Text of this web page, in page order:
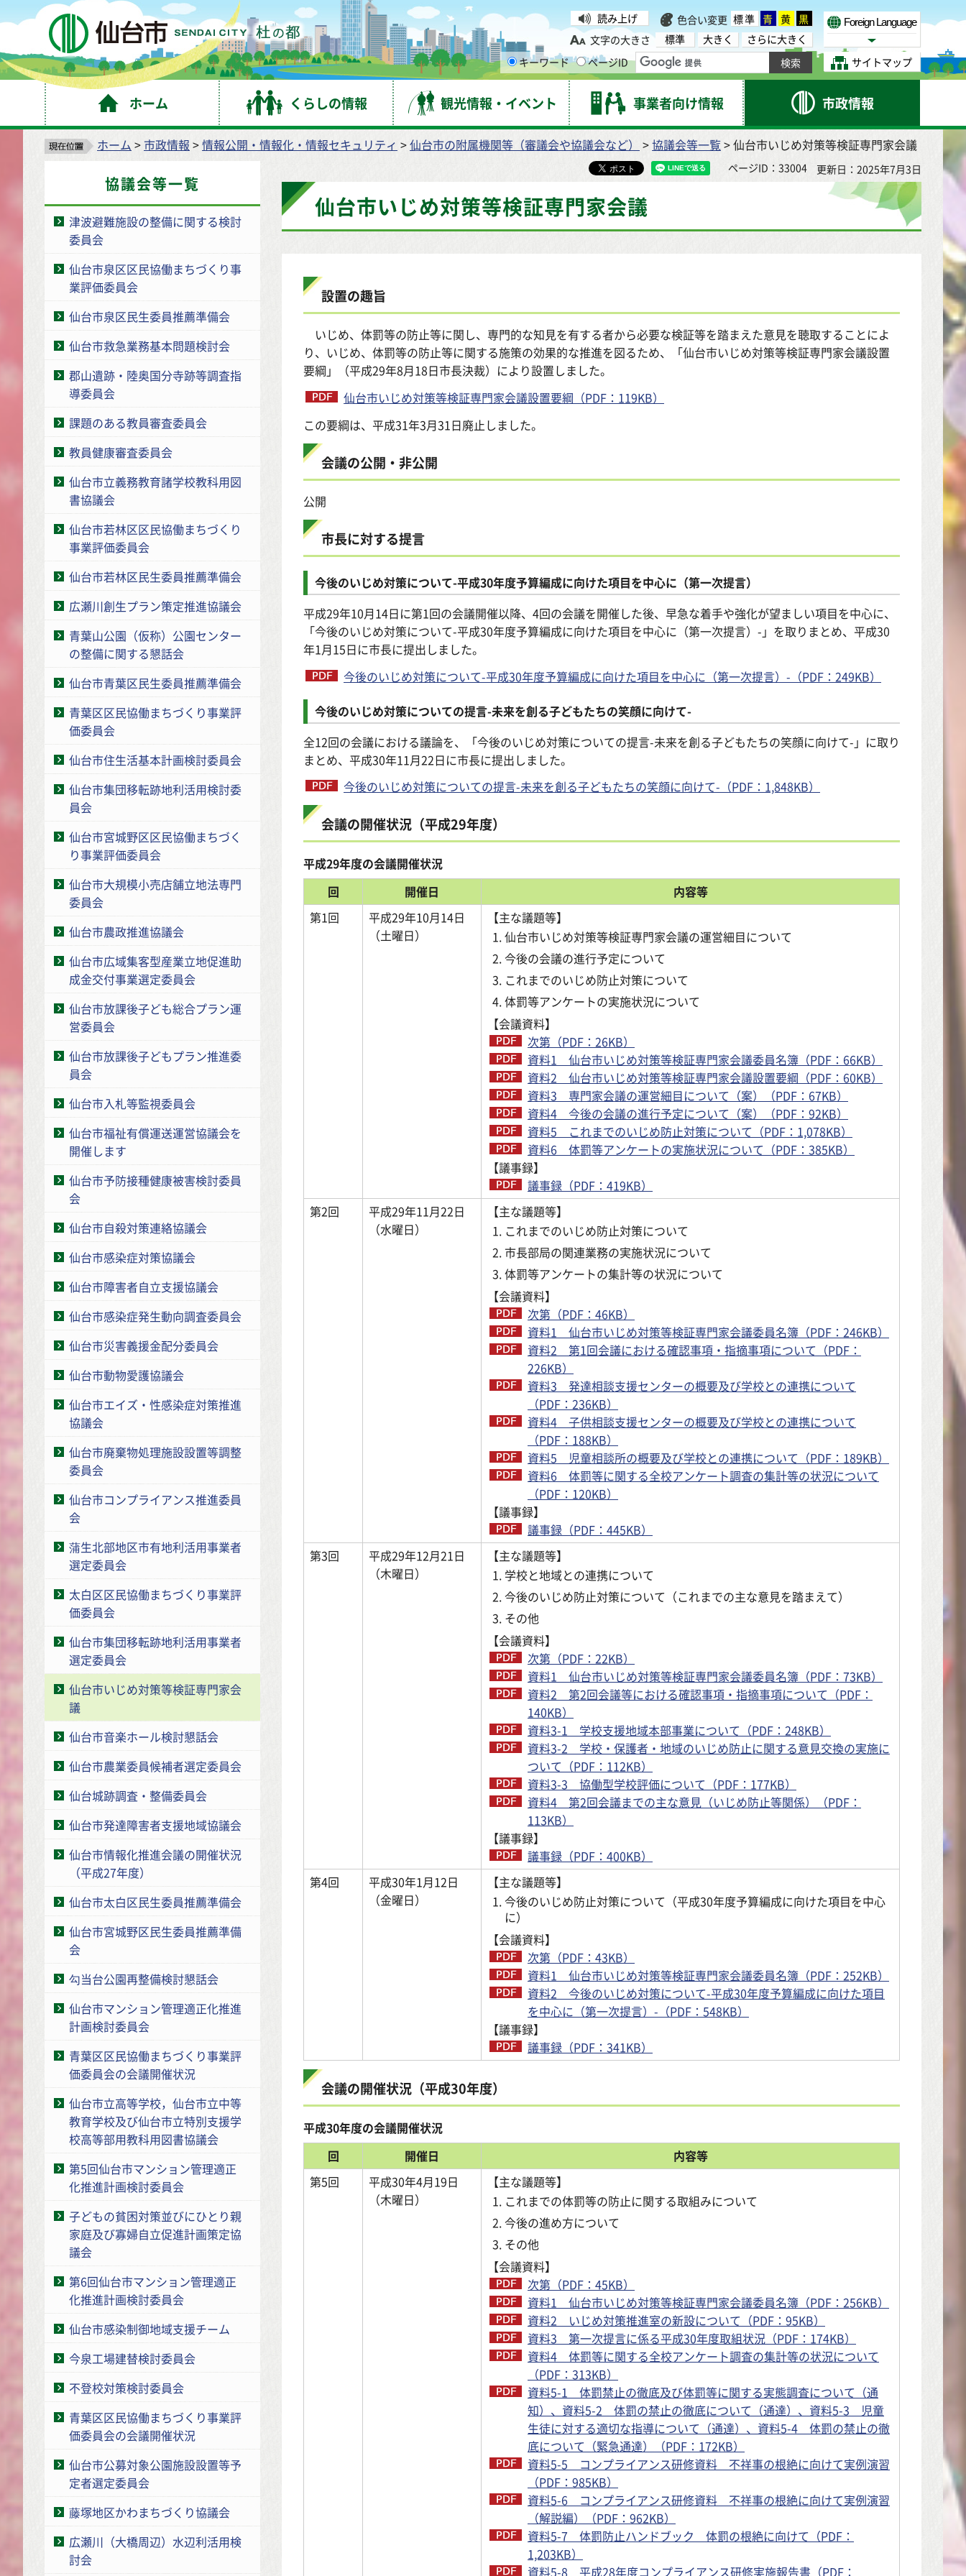
仙台市 読み上げ 色合い変更 標準 青 黄 黒
文字の大きさ
標準 大きく
さらに大きく
キーワード
ページID
Foreign Language
Select Language
サイトマップ
ホーム くらしの情報 観光情報・イベント 事業者向け情報 市政情報
ホーム >市政情報 >情報公開・情報化・情報セキュリティ >仙台市の附属機関等（審議会や協議会など） >協議会等一覧> 仙台市いじめ対策等検証専門家会議
協議会等一覧
津波避難施設の整備に関する検討
委員会
仙台市泉区区民協働まちづくり事
業評価委員会
仙台市泉区民生委員推薦準備会
仙台市救急業務基本問題検討会
郡山遺跡・陸奥国分寺跡等調査指
導委員会
課題のある教員審査委員会
教員健康審査委員会
仙台市立義務教育諸学校教科用図
書協議会
仙台市若林区区民協働まちづくり
事業評価委員会
仙台市若林区民生委員推薦準備会
広瀬川創生プラン策定推進協議会
青葉山公園（仮称）公園センター
の整備に関する懇話会
仙台市青葉区民生委員推薦準備会
青葉区区民協働まちづくり事業評
価委員会
仙台市住生活基本計画検討委員会
仙台市集団移転跡地利活用検討委
員会
仙台市宮城野区区民協働まちづく
り事業評価委員会
仙台市大規模小売店舗立地法専門
委員会
仙台市農政推進協議会
仙台市広域集客型産業立地促進助
成金交付事業選定委員会
仙台市放課後子ども総合プラン運
営委員会
仙台市放課後子どもプラン推進委
員会
仙台市入札等監視委員会
仙台市福祉有償運送運営協議会を
開催します
仙台市予防接種健康被害検討委員
会
仙台市自殺対策連絡協議会
仙台市感染症対策協議会
仙台市障害者自立支援協議会
仙台市感染症発生動向調査委員会
仙台市災害義援金配分委員会
仙台市動物愛護協議会
仙台市エイズ・性感染症対策推進
協議会
仙台市廃棄物処理施設設置等調整
委員会
仙台市コンプライアンス推進委員
会
蒲生北部地区市有地利活用事業者
選定委員会
太白区区民協働まちづくり事業評
価委員会
仙台市集団移転跡地利活用事業者
選定委員会
仙台市いじめ対策等検証専門家会
議
仙台市音楽ホール検討懇話会
仙台市農業委員候補者選定委員会
仙台城跡調査・整備委員会
仙台市発達障害者支援地域協議会
仙台市情報化推進会議の開催状況
（平成27年度）
仙台市太白区民生委員推薦準備会
仙台市宮城野区民生委員推薦準備
会
勾当台公園再整備検討懇話会
仙台市マンション管理適正化推進
計画検討委員会
青葉区区民協働まちづくり事業評
価委員会の会議開催状況
仙台市立高等学校，仙台市立中等
教育学校及び仙台市立特別支援学
校高等部用教科用図書協議会
第5回仙台市マンション管理適正
化推進計画検討委員会
子どもの貧困対策並びにひとり親
家庭及び寡婦自立促進計画策定協
議会
第6回仙台市マンション管理適正
化推進計画検討委員会
仙台市感染制御地域支援チーム
今泉工場建替検討委員会
不登校対策検討委員会
青葉区区民協働まちづくり事業評
価委員会の会議開催状況
仙台市公募対象公園施設設置等予
定者選定委員会
藤塚地区かわまちづくり協議会
広瀬川（大橋周辺）水辺利活用検
討会
ページID：33004 更新日：2025年7月3日
仙台市いじめ対策等検証専門家会議
設置の趣旨
いじめ、体罰等の防止等に関し、専門的な知見を有する者から必要な検証等を踏まえた意見を聴取することによ
り、いじめ、体罰等の防止等に関する施策の効果的な推進を図るため、「仙台市いじめ対策等検証専門家会議設置
要綱」（平成29年8月18日市長決裁）により設置しました。
仙台市いじめ対策等検証専門家会議設置要綱（PDF：119KB）
この要綱は、平成31年3月31日廃止しました。
会議の公開・非公開
公開
市長に対する提言
今後のいじめ対策について-平成30年度予算編成に向けた項目を中心に（第一次提言）
平成29年10月14日に第1回の会議開催以降、4回の会議を開催した後、早急な着手や強化が望ましい項目を中心に、
「今後のいじめ対策について-平成30年度予算編成に向けた項目を中心に（第一次提言）-」を取りまとめ、平成30
年1月15日に市長に提出しました。
今後のいじめ対策について-平成30年度予算編成に向けた項目を中心に（第一次提言）-（PDF：249KB）
今後のいじめ対策についての提言-未来を創る子どもたちの笑顔に向けて-
全12回の会議における議論を、「今後のいじめ対策についての提言-未来を創る子どもたちの笑顔に向けて-」に取り
まとめ、平成30年11月22日に市長に提出しました。
今後のいじめ対策についての提言-未来を創る子どもたちの笑顔に向けて-（PDF：1,848KB）
会議の開催状況（平成29年度）
平成29年度の会議開催状況
回
開催日
内容等
第1回
平成29年10月14日
（土曜日）
【主な議題等】
仙台市いじめ対策等検証専門家会議の運営細目について
今後の会議の進行予定について
これまでのいじめ防止対策について
体罰等アンケートの実施状況について
【会議資料】
次第（PDF：26KB）
資料1 仙台市いじめ対策等検証専門家会議委員名簿（PDF：66KB）
資料2 仙台市いじめ対策等検証専門家会議設置要綱（PDF：60KB）
資料3 専門家会議の運営細目について（案）（PDF：67KB）
資料4 今後の会議の進行予定について（案）（PDF：92KB）
資料5 これまでのいじめ防止対策について（PDF：1,078KB）
資料6 体罰等アンケートの実施状況について（PDF：385KB）
【議事録】
議事録（PDF：419KB）
第2回
平成29年11月22日
（水曜日）
【主な議題等】
これまでのいじめ防止対策について
市長部局の関連業務の実施状況について
体罰等アンケートの集計等の状況について
【会議資料】
次第（PDF：46KB）
資料1 仙台市いじめ対策等検証専門家会議委員名簿（PDF：246KB）
資料2 第1回会議における確認事項・指摘事項について（PDF：
226KB）
資料3 発達相談支援センターの概要及び学校との連携について
（PDF：236KB）
資料4 子供相談支援センターの概要及び学校との連携について
（PDF：188KB）
資料5 児童相談所の概要及び学校との連携について（PDF：189KB）
資料6 体罰等に関する全校アンケート調査の集計等の状況について
（PDF：120KB）
【議事録】
議事録（PDF：445KB）
第3回
平成29年12月21日
（木曜日）
【主な議題等】
学校と地域との連携について
今後のいじめ防止対策について（これまでの主な意見を踏まえて）
その他
【会議資料】
次第（PDF：22KB）
資料1 仙台市いじめ対策等検証専門家会議委員名簿（PDF：73KB）
資料2 第2回会議等における確認事項・指摘事項について（PDF：
140KB）
資料3-1 学校支援地域本部事業について（PDF：248KB）
資料3-2 学校・保護者・地域のいじめ防止に関する意見交換の実施に
ついて（PDF：112KB）
資料3-3 協働型学校評価について（PDF：177KB）
資料4 第2回会議までの主な意見（いじめ防止等関係）（PDF：
113KB）
【議事録】
議事録（PDF：400KB）
第4回
平成30年1月12日
（金曜日）
【主な議題等】
今後のいじめ防止対策について（平成30年度予算編成に向けた項目を中心
に）
【会議資料】
次第（PDF：43KB）
資料1 仙台市いじめ対策等検証専門家会議委員名簿（PDF：252KB）
資料2 今後のいじめ対策について-平成30年度予算編成に向けた項目
を中心に（第一次提言）-（PDF：548KB）
【議事録】
議事録（PDF：341KB）
会議の開催状況（平成30年度）
平成30年度の会議開催状況
回
開催日
内容等
第5回
平成30年4月19日
（木曜日）
【主な議題等】
これまでの体罰等の防止に関する取組みについて
今後の進め方について
その他
【会議資料】
次第（PDF：45KB）
資料1 仙台市いじめ対策等検証専門家会議委員名簿（PDF：256KB）
資料2 いじめ対策推進室の新設について（PDF：95KB）
資料3 第一次提言に係る平成30年度取組状況（PDF：174KB）
資料4 体罰等に関する全校アンケート調査の集計等の状況について
（PDF：313KB）
資料5-1 体罰禁止の徹底及び体罰等に関する実態調査について（通
知）、資料5-2 体罰の禁止の徹底について（通達）、資料5-3 児童
生徒に対する適切な指導について（通達）、資料5-4 体罰の禁止の徹
底について（緊急通達）（PDF：172KB）
資料5-5 コンプライアンス研修資料 不祥事の根絶に向けて実例演習
（PDF：985KB）
資料5-6 コンプライアンス研修資料 不祥事の根絶に向けて実例演習
（解説編）（PDF：962KB）
資料5-7 体罰防止ハンドブック 体罰の根絶に向けて（PDF：
1,203KB）
資料5-8 平成28年度コンプライアンス研修実施報告書（PDF：